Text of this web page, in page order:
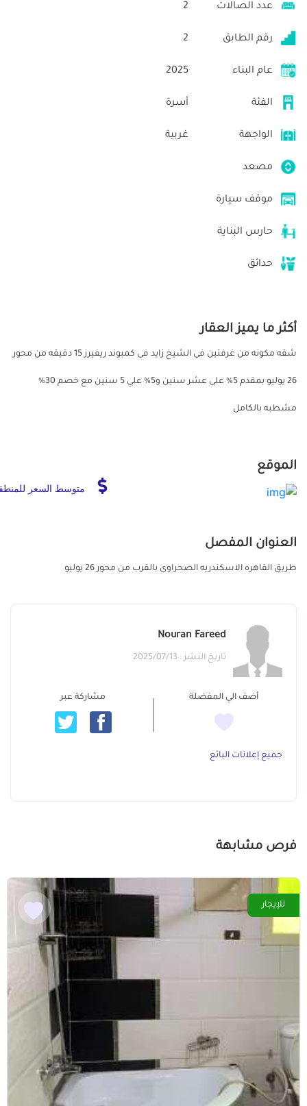
عدد الصالات 2
رقم الطابق 2
عام البناء 2025
الفئة أسرة
الواجهة غربية
مصعد
موقف سيارة
حارس البناية
حدائق
أكثر ما يميز العقار
شقه مكونه من غرفتين فى الشيخ زايد فى كمبوند ريفيرز 15 دقيقه من محور
26 يوليو بمقدم 5% على عشر سنين و5% علي 5 سنين مع خصم 30%
مشطبه بالكامل
الموقع
متوسط السعر
العنوان المفصل
طريق القاهره الاسكندريه الصحراوى بالقرب من محور 26 يوليو
Nouran Fareed
تاريخ النشر : 2025/07/13
أضف الي المفضلة مشاركة عبر
جميع إعلانات البائع
فرص مشابهة
للإيجار